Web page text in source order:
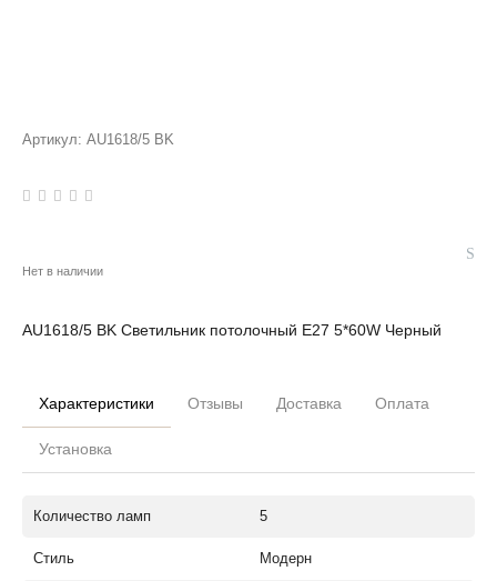
Артикул: AU1618/5 BK
Нет в наличии
AU1618/5 BK Светильник потолочный E27 5*60W Черный
Характеристики Отзывы Доставка Оплата
Установка
Количество ламп 5
Стиль Модерн